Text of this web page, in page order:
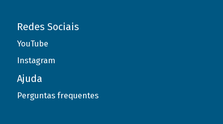
Redes Sociais
YouTube
Instagram
Ajuda
Perguntas frequentes